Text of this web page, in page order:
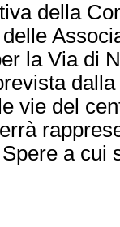
della
la Via di
vie del
a cui